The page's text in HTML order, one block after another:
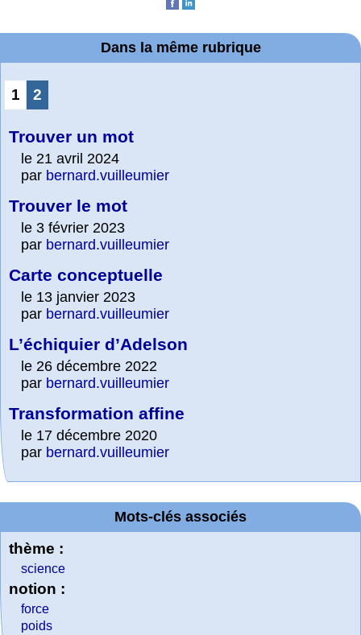
Dans la même rubrique
1 2
Trouver un mot
le 21 avril 2024
par bernard.vuilleumier
Trouver le mot
le 3 février 2023
par bernard.vuilleumier
Carte conceptuelle
le 13 janvier 2023
par bernard.vuilleumier
L’échiquier d’Adelson
le 26 décembre 2022
par bernard.vuilleumier
Transformation affine
le 17 décembre 2020
par bernard.vuilleumier
Mots-clés associés
thème :
science
notion :
force
poids